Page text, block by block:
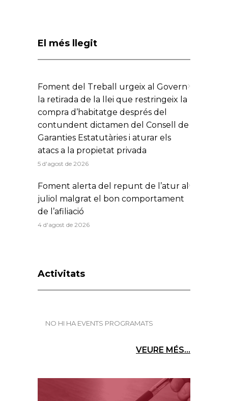
El més llegit
Foment del Treball urgeix al Govern
la retirada de la llei que restringeix la
compra d’habitatge després del
contundent dictamen del Consell de
Garanties Estatutàries i aturar els
atacs a la propietat privada
5 d'agost de 2026
Foment alerta del repunt de l’atur al
juliol malgrat el bon comportament
de l’afiliació
4 d'agost de 2026
Activitats
NO HI HA EVENTS PROGRAMATS
VEURE MÉS...